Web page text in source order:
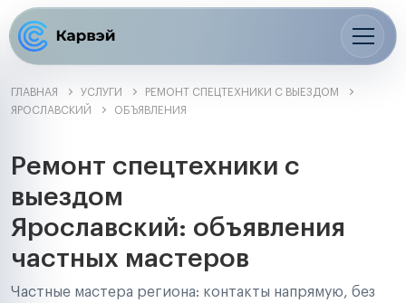
ГЛАВНАЯ УСЛУГИ
РЕМОНТ СПЕЦТЕХНИКИ С ВЫЕЗДОМ
ЯРОСЛАВСКИЙ
ОБЪЯВЛЕНИЯ
Ремонт спецтехники с
выездом
Ярославский: объявления
частных мастеров
Частные мастера региона: контакты напрямую, без